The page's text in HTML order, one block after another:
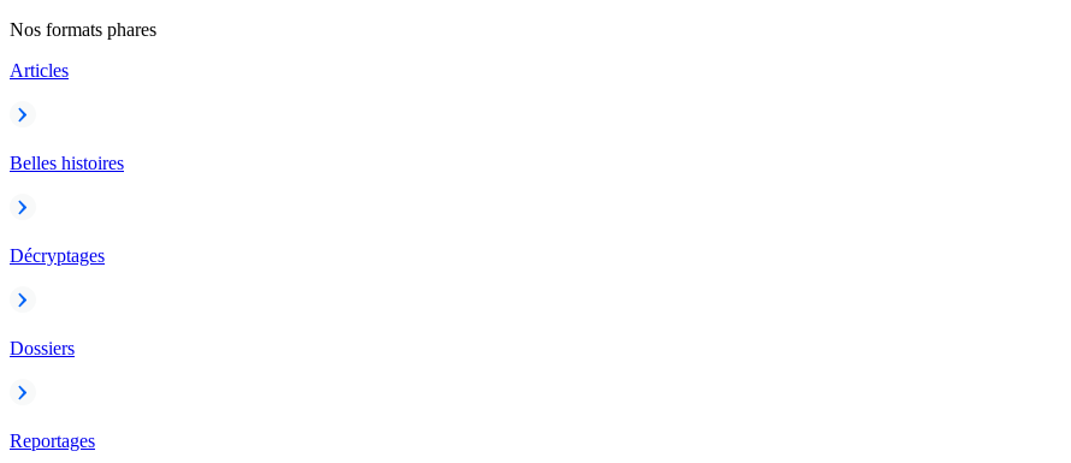
Nos formats phares
Articles
Belles histoires
Décryptages
Dossiers
Reportages